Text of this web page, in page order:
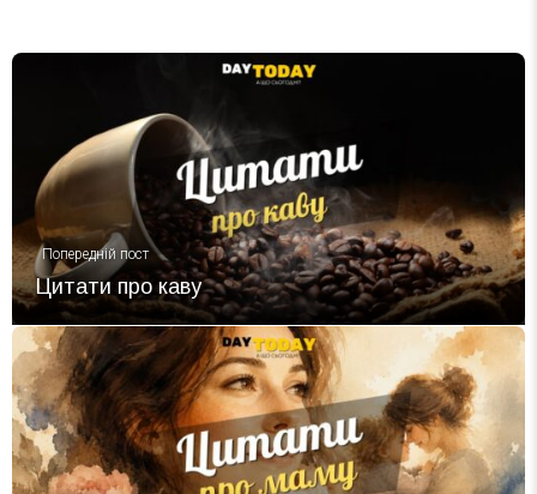
Попередній пост
Цитати про каву